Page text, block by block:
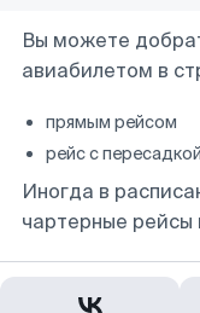
Вы можете
авиабилетом в
прямым рейсом
рейс с пересадкой
Иногда в
чартерные рейсы